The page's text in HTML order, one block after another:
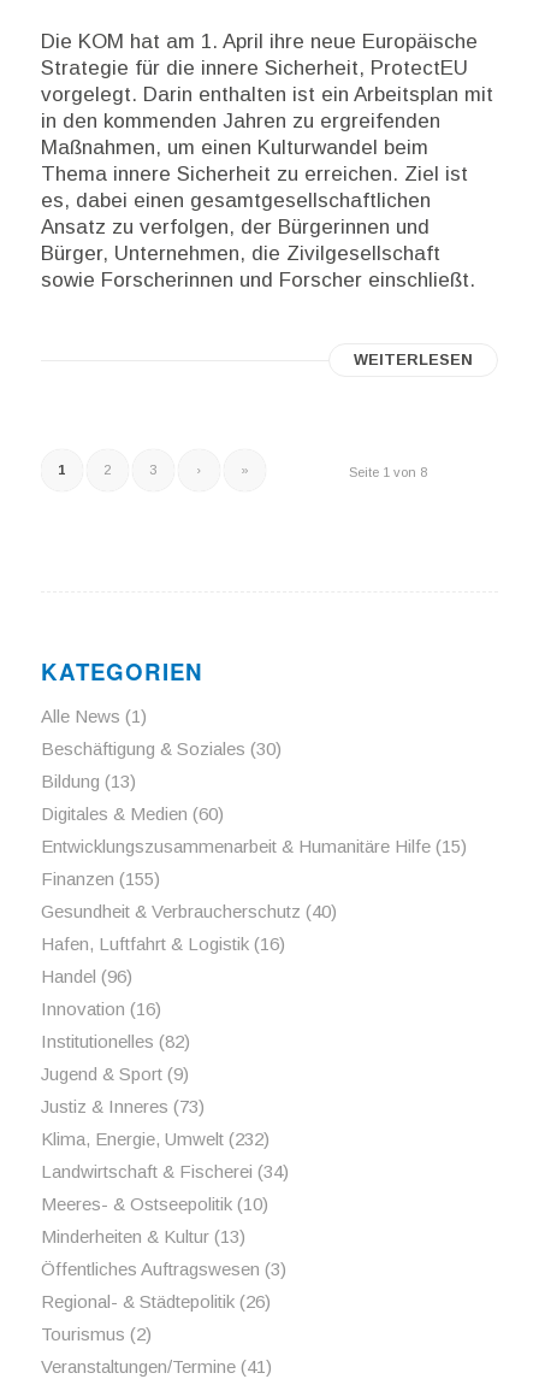
Die KOM hat am 1. April ihre neue Europäische
Strategie für die innere Sicherheit, ProtectEU
vorgelegt. Darin enthalten ist ein Arbeitsplan mit
in den kommenden Jahren zu ergreifenden
Maßnahmen, um einen Kulturwandel beim
Thema innere Sicherheit zu erreichen. Ziel ist
es, dabei einen gesamtgesellschaftlichen
Ansatz zu verfolgen, der Bürgerinnen und
Bürger, Unternehmen, die Zivilgesellschaft
sowie Forscherinnen und Forscher einschließt.
WEITERLESEN
Seite 1 von 8
1 2 3 › »
KATEGORIEN
Alle News (1)
Beschäftigung & Soziales (30)
Bildung (13)
Digitales & Medien (60)
Entwicklungszusammenarbeit & Humanitäre Hilfe(15)
Finanzen (155)
Gesundheit & Verbraucherschutz (40)
Hafen, Luftfahrt & Logistik(16)
Handel (96)
Innovation (16)
Institutionelles (82)
Jugend & Sport(9)
Justiz & Inneres (73)
Klima, Energie, Umwelt(232)
Landwirtschaft & Fischerei (34)
Meeres- & Ostseepolitik(10)
Minderheiten & Kultur(13)
Öffentliches Auftragswesen (3)
Regional- & Städtepolitik(26)
Tourismus (2)
Veranstaltungen/Termine(41)